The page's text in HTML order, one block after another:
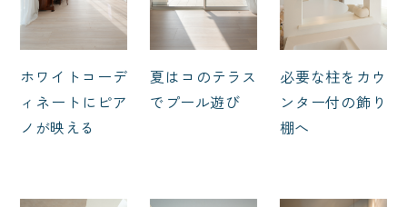
ホワイトコーデ
ィネートにピア
ノが映える
夏はコのテラス
でプール遊び
必要な柱をカウ
ンター付の飾り
棚へ